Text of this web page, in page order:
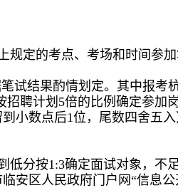
定的考点、考场和时间参
试结果酌情划定。其中报考
聘计划5倍的比例确定参加
小数点后1位，尾数四舍五
分按1:3确定面试对象，不
安区人民政府门户网“信息